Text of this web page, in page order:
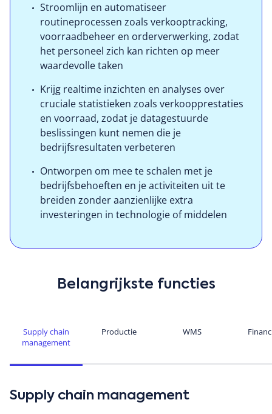
Stroomlijn en automatiseer
routineprocessen zoals verkooptracking,
voorraadbeheer en orderverwerking, zodat
het personeel zich kan richten op meer
waardevolle taken
Krijg realtime inzichten en analyses over
cruciale statistieken zoals verkoopprestaties
en voorraad, zodat je datagestuurde
beslissingen kunt nemen die je
bedrijfsresultaten verbeteren
Ontworpen om mee te schalen met je
bedrijfsbehoeften en je activiteiten uit te
breiden zonder aanzienlijke extra
investeringen in technologie of middelen
Belangrijkste functies
Supply chain
management
Productie WMS
Supply chain management